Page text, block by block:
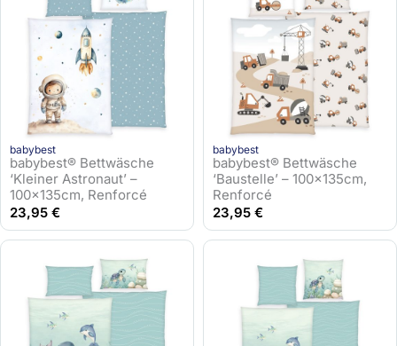
babybest
babybest® Bettwäsche
‘Kleiner Astronaut’ –
100x135cm, Renforcé
23,95 €
babybest
babybest® Bettwäsche
‘Baustelle’ – 100x135cm,
Renforcé
23,95 €